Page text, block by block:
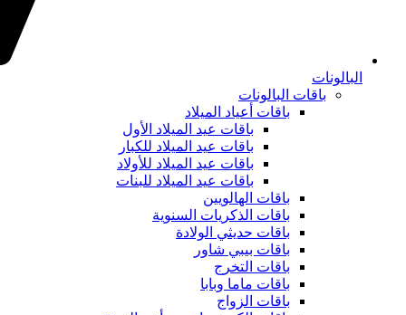
البالونات
باقات البالونات
باقات أعياد الميلاد
باقات عيد الميلاد الأول
باقات عيد الميلاد للكبار
باقات عيد الميلاد للأولاد
باقات عيد الميلاد للبنات
باقات الهالويين
باقات الذكريات السنوية
باقات حديثي الولادة
باقات بيبي شاور
باقات التخرج
باقات ماما وبابا
باقات الزواج